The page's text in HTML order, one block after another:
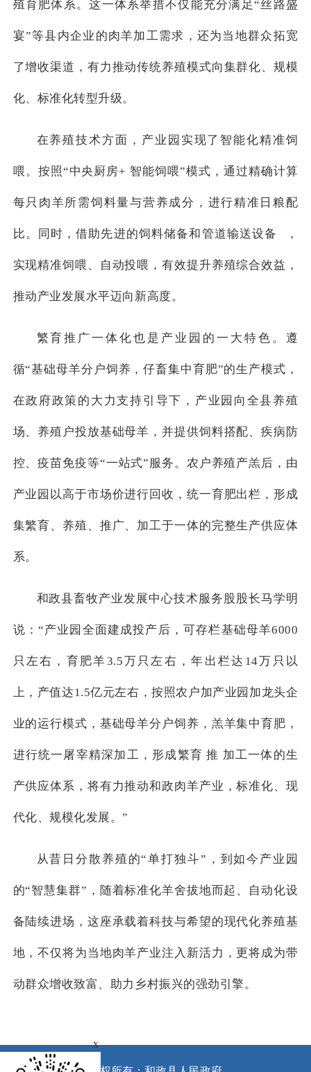
殖育肥体系。这一体系举措不仅能充分满足“丝路盛
宴”等县内企业的肉羊加工需求，还为当地群众拓宽
了增收渠道，有力推动传统养殖模式向集群化、规模
化、标准化转型升级。
在养殖技术方面，产业园实现了智能化精准饲
喂。按照“中央厨房+ 智能饲喂”模式，通过精确计算
每只肉羊所需饲料量与营养成分，进行精准日粮配
比。同时，借助先进的饲料储备和管道输送设备 ，
实现精准饲喂、自动投喂，有效提升养殖综合效益，
推动产业发展水平迈向新高度。
繁育推广一体化也是产业园的一大特色。遵
循“基础母羊分户饲养，仔畜集中育肥”的生产模式，
在政府政策的大力支持引导下，产业园向全县养殖
场、养殖户投放基础母羊，并提供饲料搭配、疾病防
控、疫苗免疫等“一站式”服务。农户养殖产羔后，由
产业园以高于市场价进行回收，统一育肥出栏，形成
集繁育、养殖、推广、加工于一体的完整生产供应体
系。
和政县畜牧产业发展中心技术服务股股长马学明
说：“产业园全面建成投产后，可存栏基础母羊6000
只左右，育肥羊3.5万只左右，年出栏达14万只以
上，产值达1.5亿元左右，按照农户加产业园加龙头企
业的运行模式，基础母羊分户饲养，羔羊集中育肥，
进行统一屠宰精深加工，形成繁育 推 加工一体的生
产供应体系，将有力推动和政肉羊产业，标准化、现
代化、规模化发展。”
从昔日分散养殖的“单打独斗”，到如今产业园
的“智慧集群”，随着标准化羊舍拔地而起、自动化设
备陆续进场，这座承载着科技与希望的现代化养殖基
地，不仅将为当地肉羊产业注入新活力，更将成为带
动群众增收致富、助力乡村振兴的强劲引擎。
x